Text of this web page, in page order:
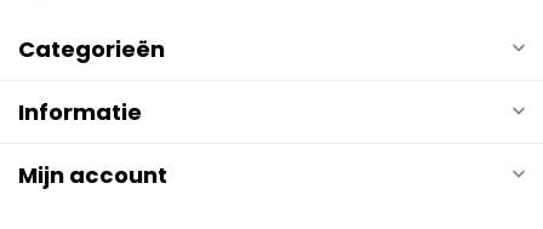
Categorieën
Informatie
Mijn account